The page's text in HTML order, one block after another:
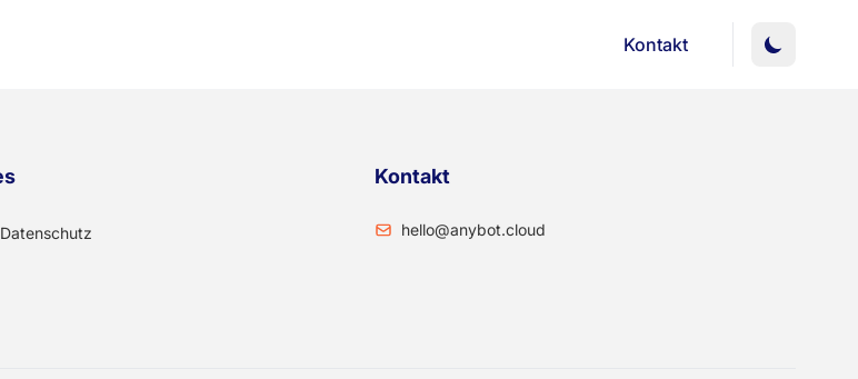
Kontakt
Kontakt
hello@anybot.cloud